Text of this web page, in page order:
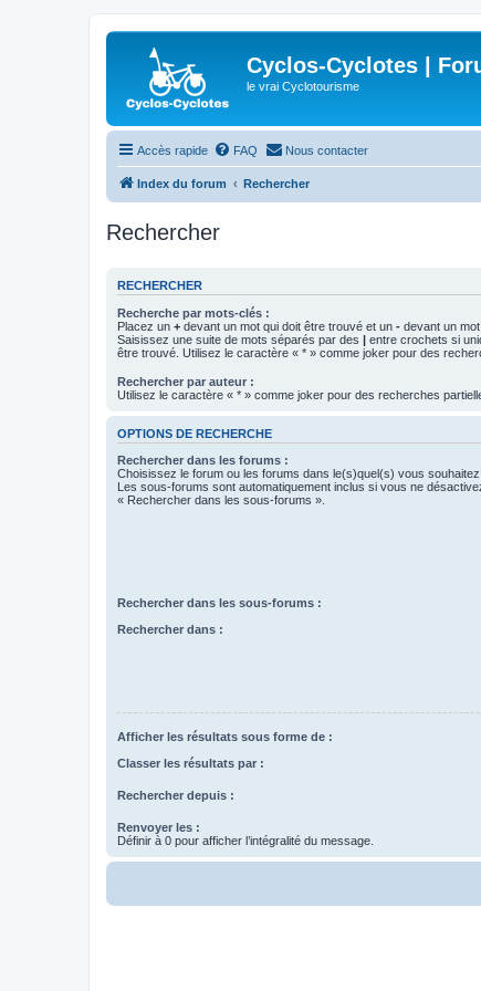
Cyclos-Cyclotes |
le vrai Cyclotourisme
Accès rapide FAQ Nous contacter
Index du forum Rechercher
Rechercher
RECHERCHER
Recherche par mots-clés :
Placez un + devant un mot qui doit être trouvé et un - devant un
Saisissez une suite de mots séparés par des | entre crochets si
être trouvé. Utilisez le caractère « * » comme joker pour des
Rechercher par auteur :
Utilisez le caractère « * » comme joker pour des recherches
OPTIONS DE RECHERCHE
Rechercher dans les forums :
Choisissez le forum ou les forums dans le(s)quel(s) vous
Les sous-forums sont automatiquement inclus si vous ne
« Rechercher dans les sous-forums ».
Rechercher dans les sous-forums :
Rechercher dans :
Afficher les résultats sous forme de :
Classer les résultats par :
Rechercher depuis :
Renvoyer les :
Définir à 0 pour afficher l’intégralité du message.